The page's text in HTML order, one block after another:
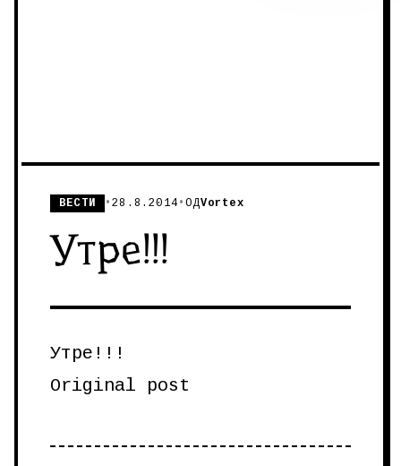
ВЕСТИ •28.8.2014 •ОДVortex
Утре!!!
Утре!!!
Original post